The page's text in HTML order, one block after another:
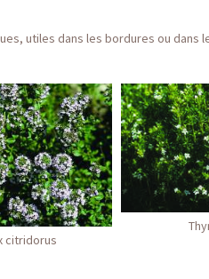
utiles dans les bordures ou dans
citridorus